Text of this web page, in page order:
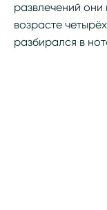
развлечений они
возрасте
разбирался в